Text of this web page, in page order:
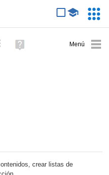
avanzada
Ayuda
(en
crear listas de